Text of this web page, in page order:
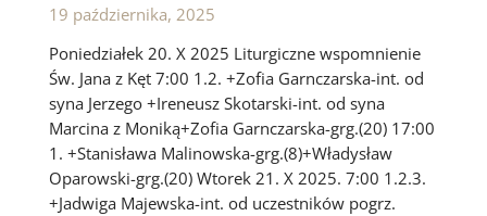
19 października, 2025
Poniedziałek 20. X 2025 Liturgiczne wspomnienie
Św. Jana z Kęt 7:00 1.2. +Zofia Garnczarska-int. od
syna Jerzego +Ireneusz Skotarski-int. od syna
Marcina z Moniką+Zofia Garnczarska-grg.(20) 17:00
1. +Stanisława Malinowska-grg.(8)+Władysław
Oparowski-grg.(20) Wtorek 21. X 2025. 7:00 1.2.3.
+Jadwiga Majewska-int. od uczestników pogrz.